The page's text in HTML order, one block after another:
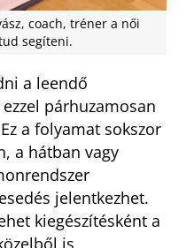
coach, tréner a női
segíteni.
a leendő
párhuzamosan
a folyamat sokszor
a hátban vagy
jelentkezhet.
kiegészítésként a
is